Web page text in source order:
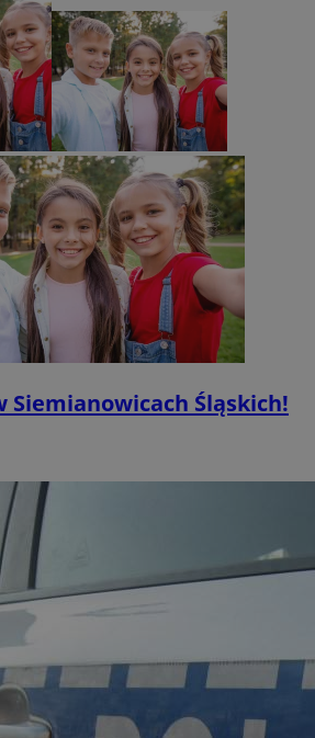
Siemianowicach Śląskich!